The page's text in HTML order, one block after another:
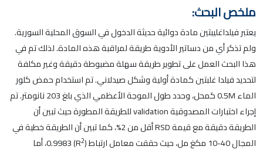
ملخص البحث:
يعتبر فيلداغليبتين مادة دوائية حديثة الدخول في السوق المحلية السورية.
ولم تذكر أي من دساتير الأدوية طريقة لمراقبة هذه المادة. لذلك تم في
هذا البحث العمل على تطوير طريقة سهلة مضبوطة دقيقة وغير مكلفة
لتحديد فيلدا غلبتين كمادة أولية وشكل صيدلاني. تم استخدام حمض كلور
الماء 0.5M كمحل، وحدد طول الموجة الأعظمي الذي بلغ 203 نانومتر. تم
إجراء اختبارات المصدوقية validation للطريقة المطورة حيث تبين أن
الطريقة دقيقة مع قيمة RSD أقل من 2%، كما تبين أن الطريقة خطية في
المجال 40-10 مكغ مل، حيث حققت معامل ارتباط (R
2
) 0.9983، أما